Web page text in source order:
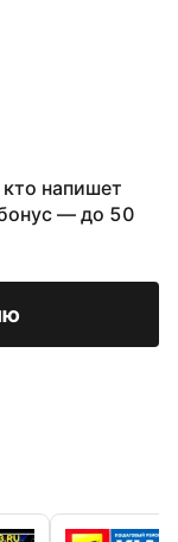
напишет
— до 50